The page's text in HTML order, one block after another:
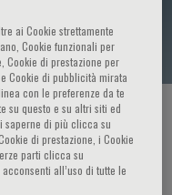
RELATORE
ai Cookie strettamente
Cookie funzionali per
Cookie di prestazione per
Cookie di pubblicità mirata
con le preferenze da te
su questo e su altri siti ed
saperne di più clicca su
di prestazione, i Cookie
parti clicca su
acconsenti all’uso di tutte le